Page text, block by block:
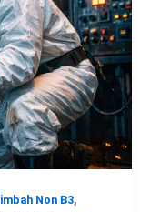
Non B3,